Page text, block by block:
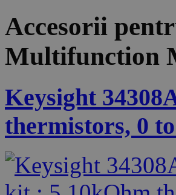
Accesorii
Multifunction
Keysight
thermistors, 0